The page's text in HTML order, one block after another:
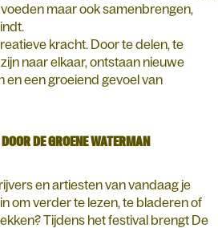
maar ook samenbrengen,
kracht. Door te delen, te
naar elkaar, ontstaan nieuwe
en een groeiend gevoel van
DE GROENE WATERMAN
en artiesten van vandaag je
om verder te lezen, te bladeren of
Tijdens het festival brengt De